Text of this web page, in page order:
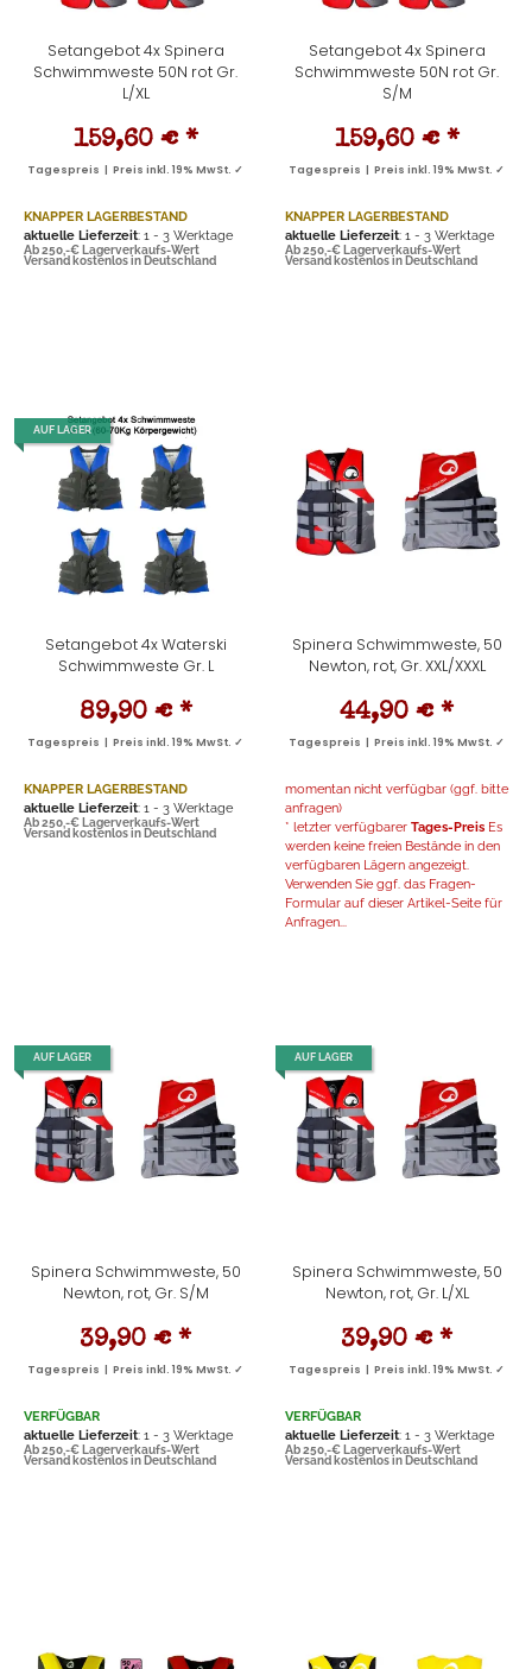
Setangebot 4x Spinera
Schwimmweste 50N rot Gr.
L/XL
159,60 € *
Tagespreis | Preis inkl. 19% MwSt. ✓
KNAPPER LAGERBESTAND
aktuelle Lieferzeit: 1 - 3 Werktage
Ab 250,-€ Lagerverkaufs-Wert
Versand kostenlos in Deutschland
Setangebot 4x Spinera
Schwimmweste 50N rot Gr.
S/M
159,60 € *
Tagespreis | Preis inkl. 19% MwSt. ✓
KNAPPER LAGERBESTAND
aktuelle Lieferzeit: 1 - 3 Werktage
Ab 250,-€ Lagerverkaufs-Wert
Versand kostenlos in Deutschland
AUF LAGER
Setangebot 4x Waterski
Schwimmweste Gr. L
89,90 € *
Tagespreis | Preis inkl. 19% MwSt. ✓
KNAPPER LAGERBESTAND
aktuelle Lieferzeit: 1 - 3 Werktage
Ab 250,-€ Lagerverkaufs-Wert
Versand kostenlos in Deutschland
Spinera Schwimmweste, 50
Newton, rot, Gr. XXL/XXXL
44,90 € *
Tagespreis | Preis inkl. 19% MwSt. ✓
momentan nicht verfügbar (ggf. bitte
anfragen)
* letzter verfügbarer Tages-Preis Es
werden keine freien Bestände in den
verfügbaren Lägern angezeigt.
Verwenden Sie ggf. das Fragen-
Formular auf dieser Artikel-Seite für
Anfragen...
AUF LAGER
Spinera Schwimmweste, 50
Newton, rot, Gr. S/M
39,90 € *
Tagespreis | Preis inkl. 19% MwSt. ✓
VERFÜGBAR
aktuelle Lieferzeit: 1 - 3 Werktage
Ab 250,-€ Lagerverkaufs-Wert
Versand kostenlos in Deutschland
AUF LAGER
Spinera Schwimmweste, 50
Newton, rot, Gr. L/XL
39,90 € *
Tagespreis | Preis inkl. 19% MwSt. ✓
VERFÜGBAR
aktuelle Lieferzeit: 1 - 3 Werktage
Ab 250,-€ Lagerverkaufs-Wert
Versand kostenlos in Deutschland